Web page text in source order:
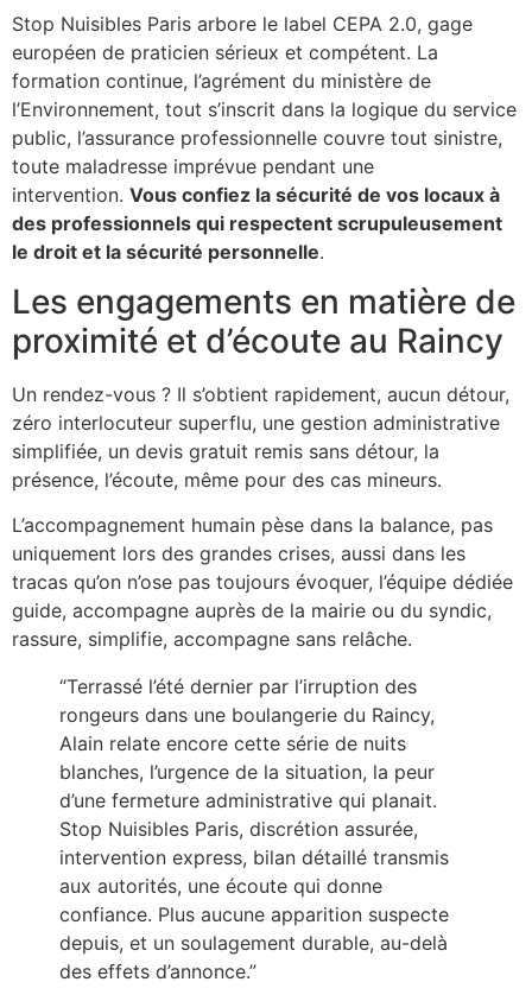
Stop Nuisibles Paris arbore le label CEPA 2.0, gage
européen de praticien sérieux et compétent. La
formation continue, l’agrément du ministère de
l’Environnement, tout s’inscrit dans la logique du service
public, l’assurance professionnelle couvre tout sinistre,
toute maladresse imprévue pendant une
intervention. Vous confiez la sécurité de vos locaux à
des professionnels qui respectent scrupuleusement
le droit et la sécurité personnelle.
Les engagements en matière de
proximité et d’écoute au Raincy
Un rendez-vous ? Il s’obtient rapidement, aucun détour,
zéro interlocuteur superflu, une gestion administrative
simplifiée, un devis gratuit remis sans détour, la
présence, l’écoute, même pour des cas mineurs.
L’accompagnement humain pèse dans la balance, pas
uniquement lors des grandes crises, aussi dans les
tracas qu’on n’ose pas toujours évoquer, l’équipe dédiée
guide, accompagne auprès de la mairie ou du syndic,
rassure, simplifie, accompagne sans relâche.
“Terrassé l’été dernier par l’irruption des
rongeurs dans une boulangerie du Raincy,
Alain relate encore cette série de nuits
blanches, l’urgence de la situation, la peur
d’une fermeture administrative qui planait.
Stop Nuisibles Paris, discrétion assurée,
intervention express, bilan détaillé transmis
aux autorités, une écoute qui donne
confiance. Plus aucune apparition suspecte
depuis, et un soulagement durable, au-delà
des effets d’annonce.”